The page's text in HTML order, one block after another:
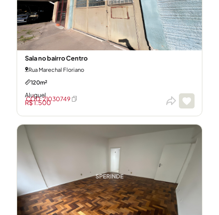
Sala no bairro Centro
Rua Marechal Floriano
120m²
Aluguel
R$ 1.500
CÓD: 21030749